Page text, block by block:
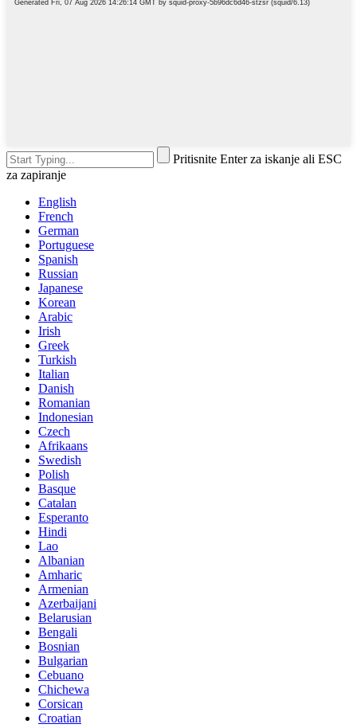
Pritisnite Enter za iskanje ali ESC
za zapiranje
English
French
German
Portuguese
Spanish
Russian
Japanese
Korean
Arabic
Irish
Greek
Turkish
Italian
Danish
Romanian
Indonesian
Czech
Afrikaans
Swedish
Polish
Basque
Catalan
Esperanto
Hindi
Lao
Albanian
Amharic
Armenian
Azerbaijani
Belarusian
Bengali
Bosnian
Bulgarian
Cebuano
Chichewa
Corsican
Croatian